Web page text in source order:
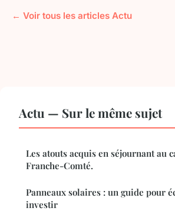
← Voir tous les articles Actu
Actu — Sur le même sujet
Les atouts acquis en séjournant au
Franche-Comté.
Panneaux solaires : un guide pour
investir